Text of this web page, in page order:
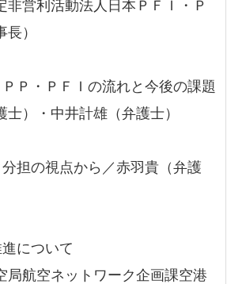
営利活動法人日本ＰＦＩ・Ｐ
）
Ｐ・ＰＦＩの流れと今後の課題
士）・中井計雄（弁護士）
担の視点から／赤羽貴（弁護
について
航空ネットワーク企画課空港